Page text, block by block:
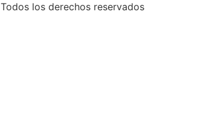
Todos los derechos reservados